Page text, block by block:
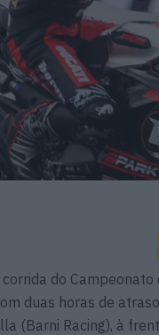
corrida do
duas horas de
(Barni Racing), à